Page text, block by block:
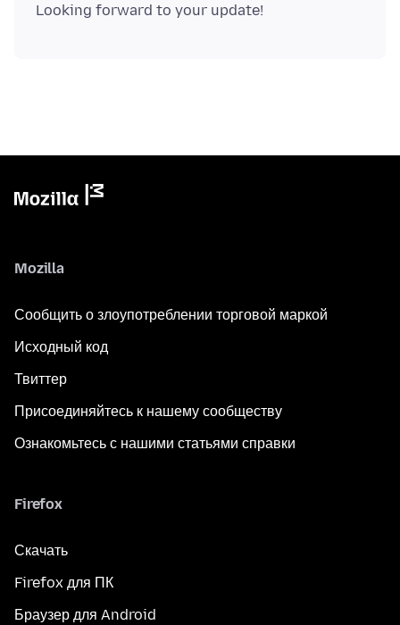
Mozilla
Сообщить о злоупотреблении торговой маркой
Исходный код
Твиттер
Присоединяйтесь к нашему сообществу
Ознакомьтесь с нашими статьями справки
Firefox
Скачать
Firefox для ПК
Браузер для Android